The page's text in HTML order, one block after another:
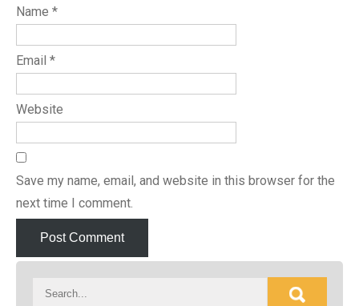
Name *
Email *
Website
Save my name, email, and website in this browser for the
next time I comment.